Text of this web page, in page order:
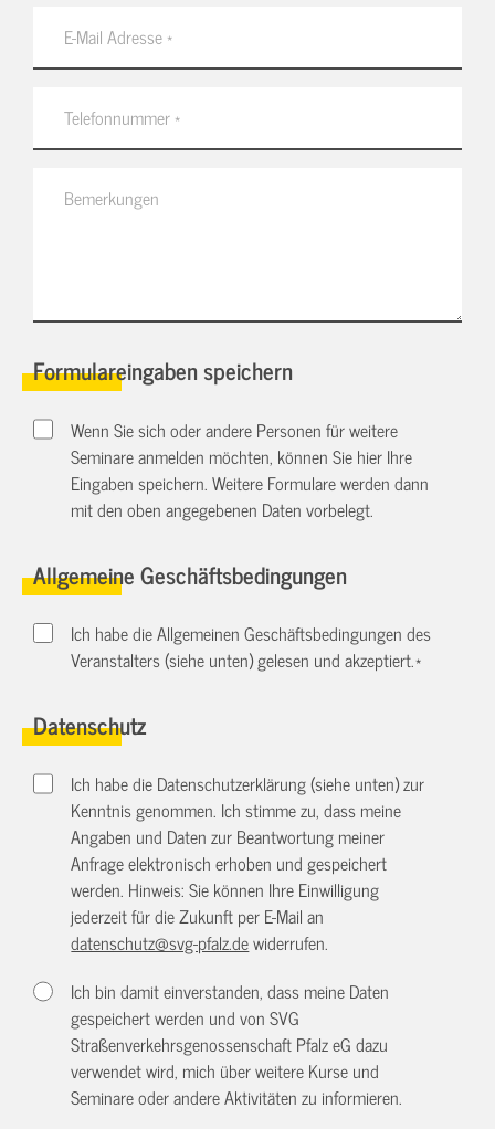
Formulareingaben speichern
Wenn Sie sich oder andere Personen für weitere
Seminare anmelden möchten, können Sie hier Ihre
Eingaben speichern. Weitere Formulare werden dann
mit den oben angegebenen Daten vorbelegt.
Allgemeine Geschäftsbedingungen
Ich habe die Allgemeinen Geschäftsbedingungen des
Veranstalters (siehe unten) gelesen und akzeptiert.*
Datenschutz
Ich habe die Datenschutzerklärung (siehe unten) zur
Kenntnis genommen. Ich stimme zu, dass meine
Angaben und Daten zur Beantwortung meiner
Anfrage elektronisch erhoben und gespeichert
werden. Hinweis: Sie können Ihre Einwilligung
jederzeit für die Zukunft per E-Mail an
datenschutz@svg-pfalz.dewiderrufen.
Ich bin damit einverstanden, dass meine Daten
gespeichert werden und von SVG
Straßenverkehrsgenossenschaft Pfalz eG dazu
verwendet wird, mich über weitere Kurse und
Seminare oder andere Aktivitäten zu informieren.